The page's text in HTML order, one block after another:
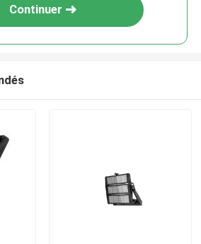
Continuer